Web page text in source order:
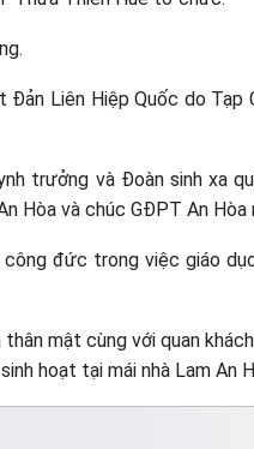
Liên Hiệp Quốc do Tạp
trưởng và Đoàn sinh xa
Hòa và chúc GĐPT An Hòa
đức trong việc giáo
mật cùng với quan
hoạt tại mái nhà Lam An